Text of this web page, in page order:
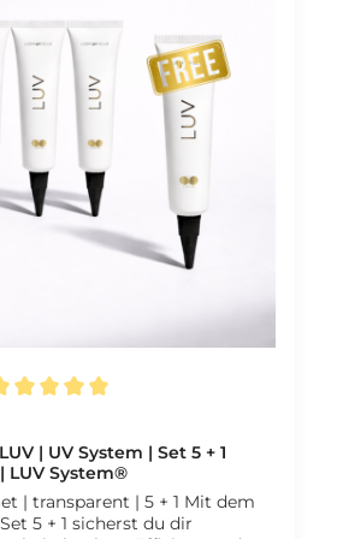
& Service 1
CHANGE Clip Light Set
und Verschleißteile)
EAR. Tauche ein in
mit dem
CHANGE Clip Light Set –
professionellen und
| UV System | Set 5 + 1
LUV System®
| 5 + 1 Mit dem
5 + 1 sicherst du dir